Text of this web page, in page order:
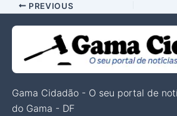
PREVIOUS
Gama Cidadão - O seu portal de
do Gama - DF